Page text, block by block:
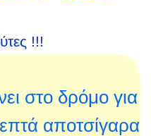
!!!
στο δρόμο για
αποτσίγαρα